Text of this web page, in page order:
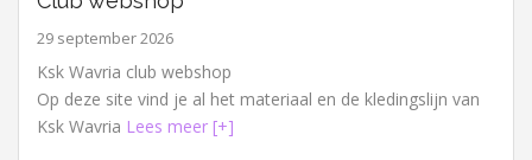
29 september 2026
Ksk Wavria club webshop
Op deze site vind je al het materiaal en de kledingslijn van
Ksk Wavria Lees meer [+]